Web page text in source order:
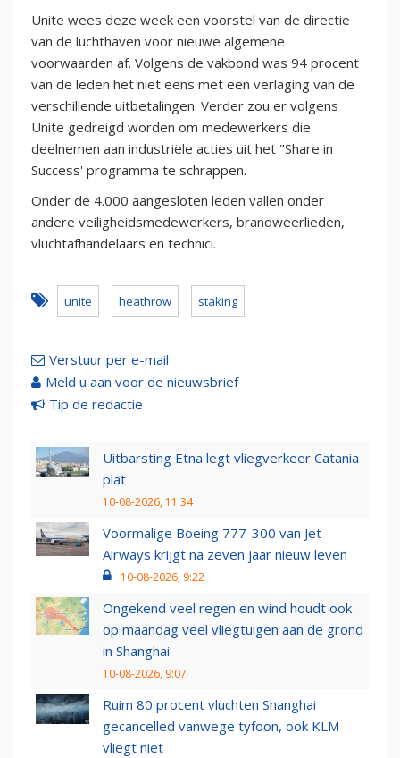
Unite wees deze week een voorstel van de directie
van de luchthaven voor nieuwe algemene
voorwaarden af. Volgens de vakbond was 94 procent
van de leden het niet eens met een verlaging van de
verschillende uitbetalingen. Verder zou er volgens
Unite gedreigd worden om medewerkers die
deelnemen aan industriële acties uit het "Share in
Success' programma te schrappen.
Onder de 4.000 aangesloten leden vallen onder
andere veiligheidsmedewerkers, brandweerlieden,
vluchtafhandelaars en technici.
unite heathrow staking
Verstuur per e-mail
Meld u aan voor de nieuwsbrief
Tip de redactie
Uitbarsting Etna legt vliegverkeer Catania
plat
10-08-2026, 11:34
Voormalige Boeing 777-300 van Jet
Airways krijgt na zeven jaar nieuw leven
10-08-2026, 9:22
Ongekend veel regen en wind houdt ook
op maandag veel vliegtuigen aan de grond
in Shanghai
10-08-2026, 9:07
Ruim 80 procent vluchten Shanghai
gecancelled vanwege tyfoon, ook KLM
vliegt niet